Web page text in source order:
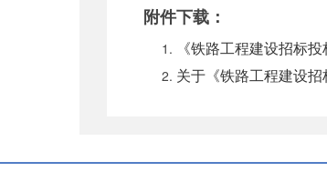
附件下载：
《铁路工程建设招标
关于《铁路工程建设